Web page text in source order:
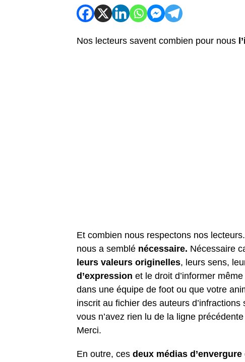
Nos lecteurs savent combien pour nous
Et combien nous respectons nos
nous a semblé nécessaire. Nécessaire
leurs valeurs originelles, leurs sens,
d’expression et le droit d’informer
dans une équipe de foot ou que votre
inscrit au fichier des auteurs
vous n’avez rien lu de la ligne
Merci.
En outre, ces deux médias d’envergure